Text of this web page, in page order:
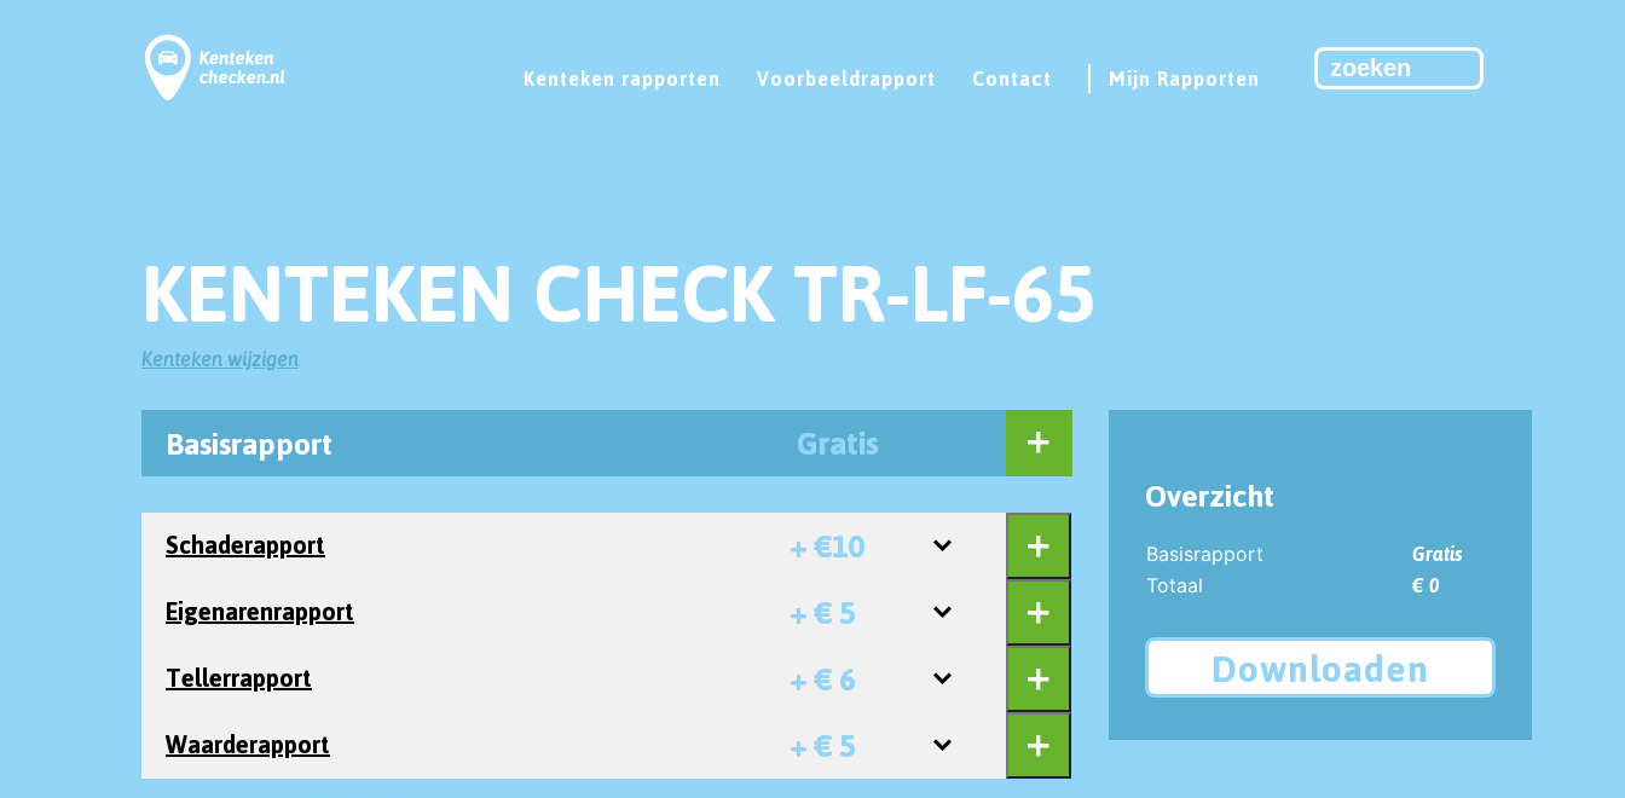
Kenteken rapporten Voorbeeldrapport Contact Mijn Rapporten
KENTEKEN CHECK TR-LF-65
Kenteken wijzigen
Basisrapport Gratis
Schaderapport + €10
Eigenarenrapport + € 5
Tellerrapport + € 6
Waarderapport + € 5
Overzicht
Basisrapport
Gratis
Totaal
€ 0
Downloaden